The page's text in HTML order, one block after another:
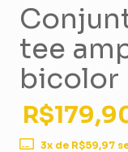
tee
bicolor
3x de R$59,97